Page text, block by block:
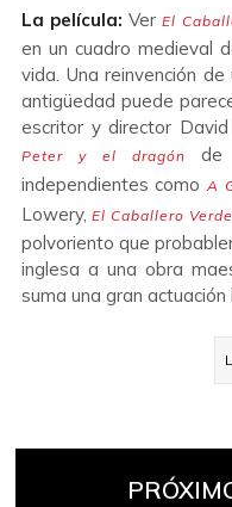
La película: VerEl
en un cuadro medieval
vida. Una reinvención
antigüedad puede
escritor y director
Peter y el dragón
de
independientes como A
Lowery,El Caballero Verde
polvoriento que
inglesa a una obra
suma una gran